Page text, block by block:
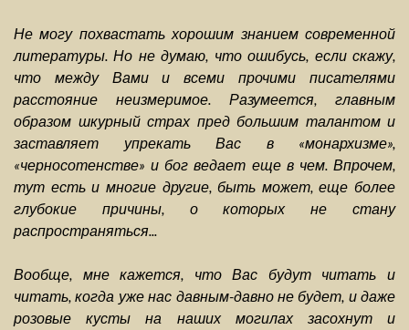
Не могу похвастать хорошим знанием современной
литературы. Но не думаю, что ошибусь, если скажу,
что между Вами и всеми прочими писателями
расстояние неизмеримое. Разумеется, главным
образом шкурный страх пред большим талантом и
заставляет упрекать Вас в «монархизме»,
«черносотенстве» и бог ведает еще в чем. Впрочем,
тут есть и многие другие, быть может, еще более
глубокие причины, о которых не стану
распространяться...
Вообще, мне кажется, что Вас будут читать и
читать, когда уже нас давным-давно не будет, и даже
розовые кусты на наших могилах засохнут и